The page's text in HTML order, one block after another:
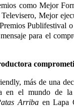
como Mejor
Mejor
Publifestival
para el
más de una
en el mundo de
Arriba en Lapa